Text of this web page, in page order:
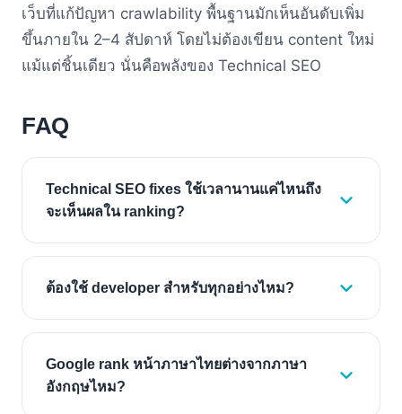
เว็บที่แก้ปัญหา crawlability พื้นฐานมักเห็นอันดับเพิ่ม
ขึ้นภายใน 2–4 สัปดาห์ โดยไม่ต้องเขียน content ใหม่
แม้แต่ชิ้นเดียว นั่นคือพลังของ Technical SEO
FAQ
Technical SEO fixes ใช้เวลานานแค่ไหนถึง
จะเห็นผลใน ranking?
ต้องใช้ developer สำหรับทุกอย่างไหม?
Google rank หน้าภาษาไทยต่างจากภาษา
อังกฤษไหม?